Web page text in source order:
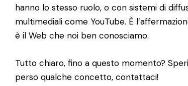
hanno lo stesso ruolo, o con sistemi di
multimediali come YouTube. È
è il Web che noi ben conosciamo.
Tutto chiaro, fino a questo momento?
perso qualche concetto, contattaci!